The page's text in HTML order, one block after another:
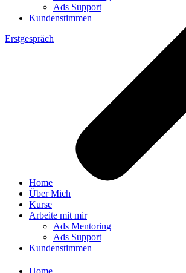
Ads Support
Kundenstimmen
Erstgespräch
Home
Home
Über Mich
Kurse
Arbeite mit mir
Ads Mentoring
Ads Support
Kundenstimmen